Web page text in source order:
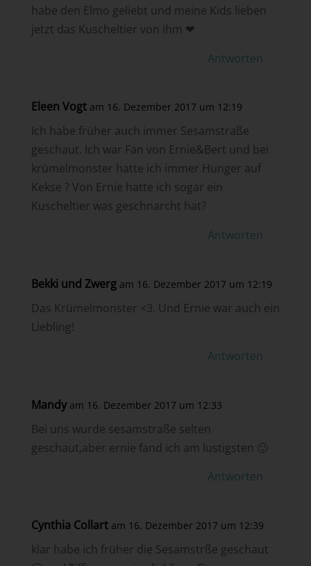
habe den Elmo geliebt und meine Kids lieben
jetzt das Kuscheltier von ihm ❤
Antworten
Eleen Vogt am 16. Dezember 2017 um 12:19
Ich habe früher auch immer Sesamstraße
geschaut. Ich war Fan von Ernie&Bert und bei
krümelmonster hatte ich immer Hunger auf
Kekse ? Von Ernie hatte ich sogar ein
Kuscheltier was geschnarcht hat?
Antworten
Bekki und Zwerg am 16. Dezember 2017 um 12:19
Das Krümelmonster <3. Und Ernie war auch ein
Liebling!
Antworten
Mandy am 16. Dezember 2017 um 12:33
Bei uns wurde sesamstraße selten
geschaut,aber ernie fand ich am lustigsten 🙂
Antworten
Cynthia Collart am 16. Dezember 2017 um 12:39
klar habe ich früher die Sesamstrße geschaut